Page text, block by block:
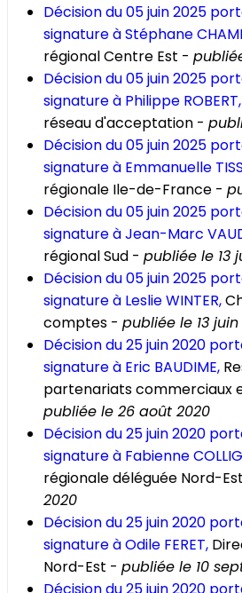
Décision du 05 juin 2025
signature à Stéphane
régional Centre Est -
Décision du 05 juin 2025
signature à Philippe ROBERT,
réseau d'acceptation -
Décision du 05 juin 2025
signature à Emmanuelle
régionale Ile-de-France -
Décision du 05 juin 2025
signature à Jean-Marc
régional Sud - publiée le 13
Décision du 05 juin 2025
signature à Leslie WINTER,
comptes - publiée le 13
Décision du 25 juin 2020
signature à Eric BAUDIME,
partenariats commerciaux
publiée le 26 août 2020
Décision du 25 juin 2020
signature à Fabienne
régionale déléguée Nord-
2020
Décision du 25 juin 2020
signature à Odile FERET,
Nord-Est - publiée le 10
Décision du 25 juin 2020